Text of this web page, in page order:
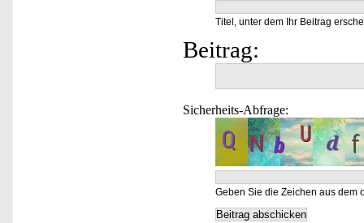
Titel, unter dem Ihr Beitrag
Beitrag:
Sicherheits-Abfrage:
Geben Sie die Zeichen aus dem